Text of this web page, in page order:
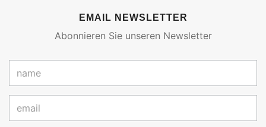
EMAIL NEWSLETTER
Abonnieren Sie unseren Newsletter